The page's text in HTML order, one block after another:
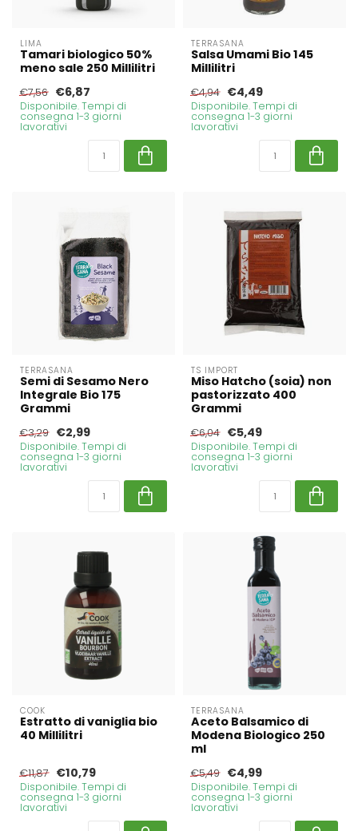
LIMA
Tamari biologico 50%
meno sale 250 Millilitri
€7,56 €6,87
Disponibile. Tempi di
consegna 1-3 giorni
lavorativi
TERRASANA
Salsa Umami Bio 145
Millilitri
€4,94 €4,49
Disponibile. Tempi di
consegna 1-3 giorni
lavorativi
TERRASANA
Semi di Sesamo Nero
Integrale Bio 175
Grammi
€3,29 €2,99
Disponibile. Tempi di
consegna 1-3 giorni
lavorativi
TS IMPORT
Miso Hatcho (soia) non
pastorizzato 400
Grammi
€6,04 €5,49
Disponibile. Tempi di
consegna 1-3 giorni
lavorativi
COOK
Estratto di vaniglia bio
40 Millilitri
€11,87 €10,79
Disponibile. Tempi di
consegna 1-3 giorni
lavorativi
TERRASANA
Aceto Balsamico di
Modena Biologico 250
ml
€5,49 €4,99
Disponibile. Tempi di
consegna 1-3 giorni
lavorativi